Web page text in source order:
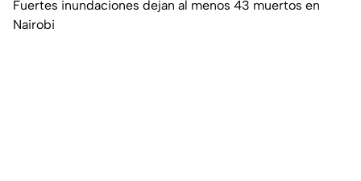
Fuertes inundaciones dejan al menos 43 muertos en
Nairobi